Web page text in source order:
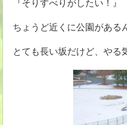
『そりすべりがしたい！』
ちょうど近くに公園がある
とても長い坂だけど、やる